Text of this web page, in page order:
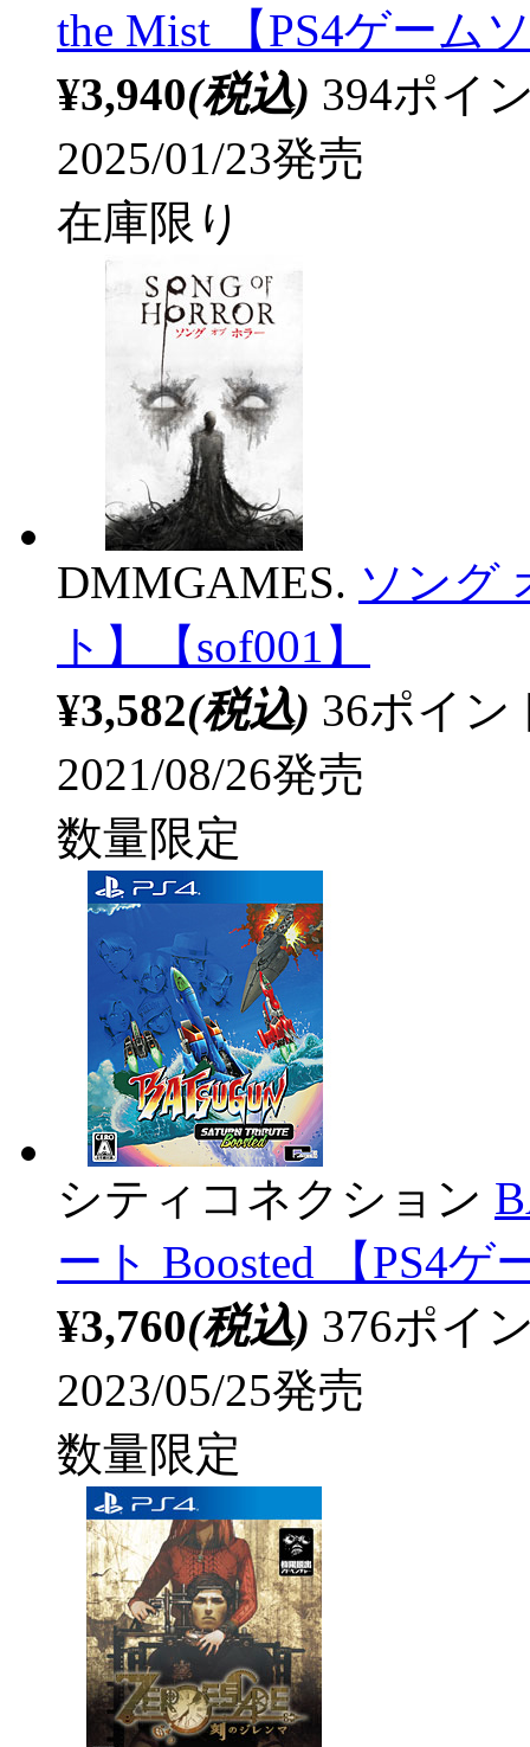
the Mist 【PS4ゲーム
¥3,940(税込) 394ポイ
2025/01/23発売
在庫限り
DMMGAMES. ソング
ト】【sof001】
¥3,582(税込) 36ポイ
2021/08/26発売
数量限定
シティコネクション
ート Boosted 【PS4ゲ
¥3,760(税込) 376ポイ
2023/05/25発売
数量限定